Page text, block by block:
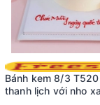
Bánh kem 8/3
thanh lịch với nho